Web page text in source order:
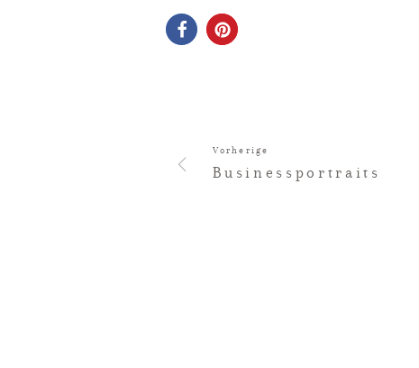
Vorherige
Businessportraits